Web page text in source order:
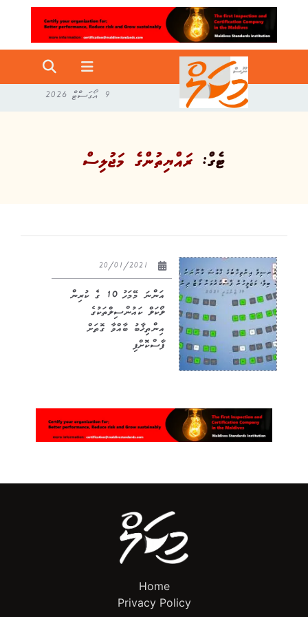
9 އޯގަސްޓް 2026
ޓެގް: ރައްޔިތުންގެ މަޖުލިސް
އަންނަ މޭމަހު 10 ގެ ކުރިން
ލޯކަލް ކައުންސިލްތަކުގެ
އިންތިޚާބު ބާއްވާ ގޮތަށް
ފާސްކޮށްފި
Home
Privacy Policy